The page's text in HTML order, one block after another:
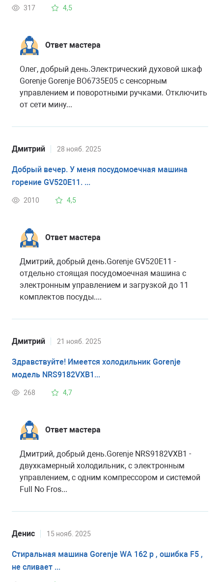
317 4,5
Ответ мастера
Олег, добрый день.Электрический духовой шкаф
Gorenje Gorenje BO6735E05 с сенсорным
управлением и поворотными ручками. Отключить
от сети мину...
Дмитрий 28 нояб. 2025
Добрый вечер. У меня посудомоечная машина
горение GV520E11. ...
2010 4,5
Ответ мастера
Дмитрий, добрый день.Gorenje GV520E11 -
отдельно стоящая посудомоечная машина с
электронным управлением и загрузкой до 11
комплектов посуды....
Дмитрий 21 нояб. 2025
Здравствуйте! Имеется холодильник Gorenje
модель NRS9182VXB1...
268 4,7
Ответ мастера
Дмитрий, добрый день.Gorenje NRS9182VXB1 -
двухкамерный холодильник, с электронным
управлением, с одним компрессором и системой
Full No Fros...
Денис 15 нояб. 2025
Стиральная машина Gorenje WA 162 p , ошибка F5 ,
не сливает ...